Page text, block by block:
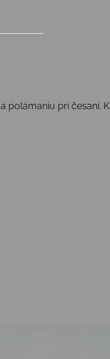
polámaniu pri česaní. K